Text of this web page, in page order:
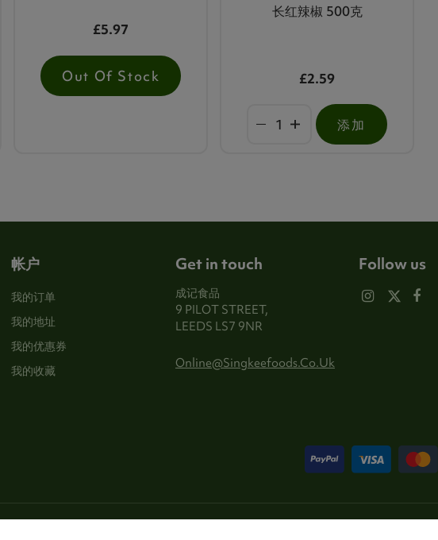
£5.97
Out Of Stock
长红辣椒 500克
£2.59
添加
帐户
我的订单
我的地址
我的优惠券
我的收藏
Get in touch
成记食品
9 PILOT STREET,
LEEDS LS7 9NR
Online@singkeefoods.co.uk
Follow us